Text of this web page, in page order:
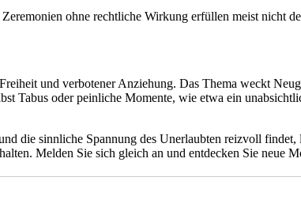
ohne rechtliche Wirkung erfüllen meist nicht
und verbotener Anziehung. Das Thema weckt
Tabus oder peinliche Momente, wie etwa ein
die sinnliche Spannung des Unerlaubten reizvoll
Melden Sie sich gleich an und entdecken Sie neue